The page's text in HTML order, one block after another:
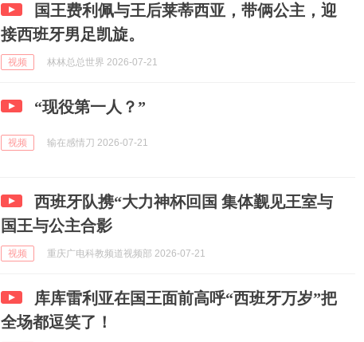
国王费利佩与王后莱蒂西亚，带俩公主，迎
接西班牙男足凯旋。
视频 林林总总世界 2026-07-21
“现役第一人？”
视频 输在感情刀 2026-07-21
西班牙队携“大力神杯回国 集体觐见王室与
国王与公主合影
视频 重庆广电科教频道视频部 2026-07-21
库库雷利亚在国王面前高呼“西班牙万岁”把
全场都逗笑了！